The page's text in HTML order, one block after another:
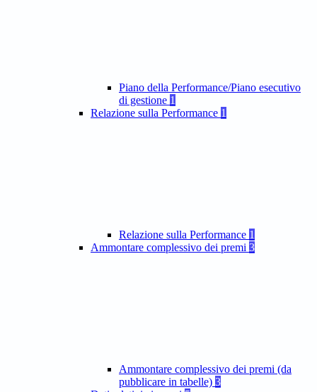
Piano della Performance/Piano esecutivo
di gestione 1
Relazione sulla Performance 1
Relazione sulla Performance 1
Ammontare complessivo dei premi 3
Ammontare complessivo dei premi (da
pubblicare in tabelle) 3